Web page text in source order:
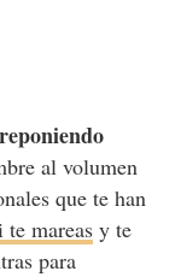
al volumen
que te han
te mareasy te
para